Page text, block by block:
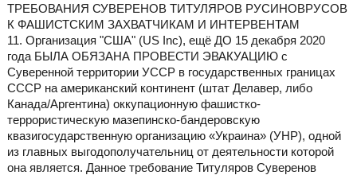
ТРЕБОВАНИЯ СУВЕРЕНОВ ТИТУЛЯРОВ РУСИНОВРУСОВ
К ФАШИСТСКИМ ЗАХВАТЧИКАМ И ИНТЕРВЕНТАМ
11. Организация "США" (US Inc), ещё ДО 15 декабря 2020
года БЫЛА ОБЯЗАНА ПРОВЕСТИ ЭВАКУАЦИЮ с
Суверенной территории УССР в государственных границах
СССР на американский континент (штат Делавер, либо
Канада/Аргентина) оккупационную фашистко-
террористическую мазепинско-бандеровскую
квазигосударственную организацию «Украина» (УНР), одной
из главных выгодополучательниц от деятельности которой
она является. Данное требование Титуляров Суверенов